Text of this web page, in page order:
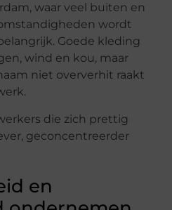
waar veel buiten en
wordt
Goede kleding
wind en kou, maar
niet oververhit raakt
die zich prettig
geconcentreerder
en